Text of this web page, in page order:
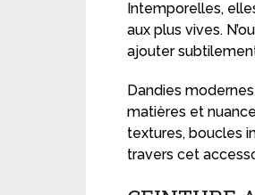
Intemporelles,
aux plus vives.
ajouter
Dandies
matières et
textures, boucles
travers cet